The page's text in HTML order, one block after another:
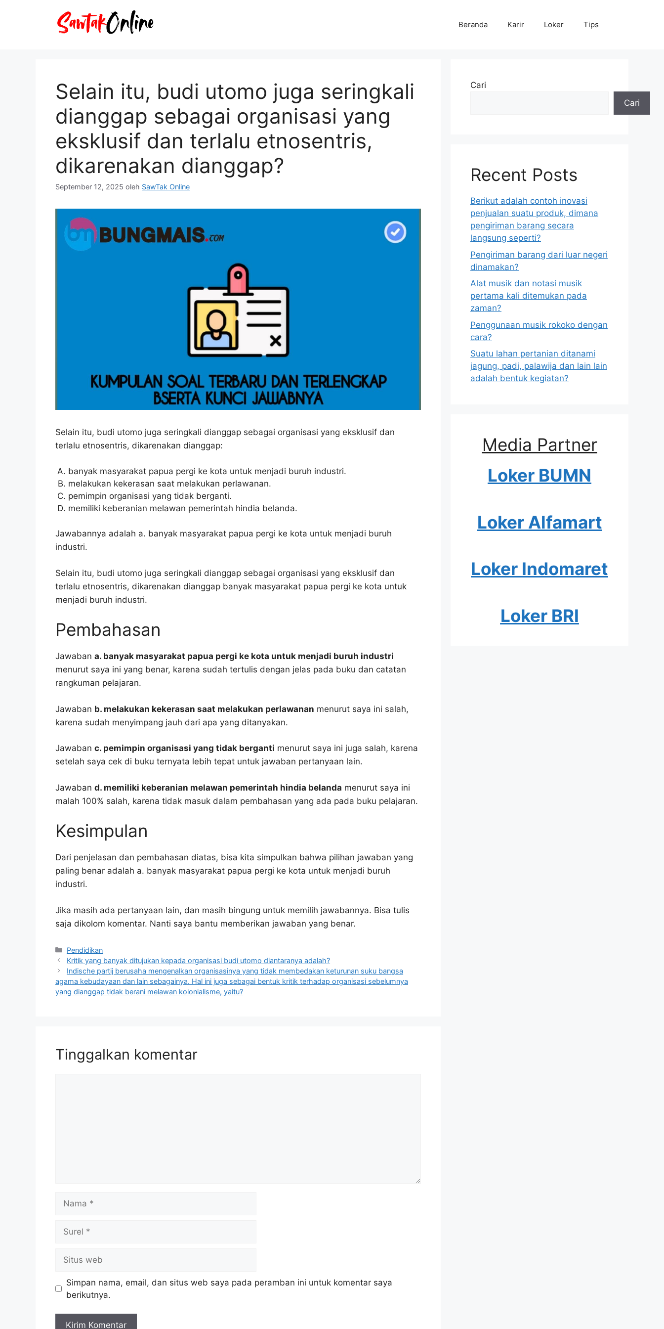
Beranda Karir Loker Tips
Selain itu, budi utomo juga seringkali
dianggap sebagai organisasi yang
eksklusif dan terlalu etnosentris,
dikarenakan dianggap?
September 12, 2025 oleh SawTak Online
Selain itu, budi utomo juga seringkali dianggap sebagai organisasi yang eksklusif dan
terlalu etnosentris, dikarenakan dianggap:
banyak masyarakat papua pergi ke kota untuk menjadi buruh industri.
melakukan kekerasan saat melakukan perlawanan.
pemimpin organisasi yang tidak berganti.
memiliki keberanian melawan pemerintah hindia belanda.
Jawabannya adalah a. banyak masyarakat papua pergi ke kota untuk menjadi buruh
industri.
Selain itu, budi utomo juga seringkali dianggap sebagai organisasi yang eksklusif dan
terlalu etnosentris, dikarenakan dianggap banyak masyarakat papua pergi ke kota untuk
menjadi buruh industri.
Pembahasan
Jawaban a. banyak masyarakat papua pergi ke kota untuk menjadi buruh industri
menurut saya ini yang benar, karena sudah tertulis dengan jelas pada buku dan catatan
rangkuman pelajaran.
Jawaban b. melakukan kekerasan saat melakukan perlawanan menurut saya ini salah,
karena sudah menyimpang jauh dari apa yang ditanyakan.
Jawaban c. pemimpin organisasi yang tidak berganti menurut saya ini juga salah, karena
setelah saya cek di buku ternyata lebih tepat untuk jawaban pertanyaan lain.
Jawaban d. memiliki keberanian melawan pemerintah hindia belanda menurut saya ini
malah 100% salah, karena tidak masuk dalam pembahasan yang ada pada buku pelajaran.
Kesimpulan
Dari penjelasan dan pembahasan diatas, bisa kita simpulkan bahwa pilihan jawaban yang
paling benar adalah a. banyak masyarakat papua pergi ke kota untuk menjadi buruh
industri.
Jika masih ada pertanyaan lain, dan masih bingung untuk memilih jawabannya. Bisa tulis
saja dikolom komentar. Nanti saya bantu memberikan jawaban yang benar.
Kategori
Pendidikan
Kritik yang banyak ditujukan kepada organisasi budi utomo diantaranya adalah?
Indische partij berusaha mengenalkan organisasinya yang tidak membedakan keturunan suku bangsa
agama kebudayaan dan lain sebagainya. Hal ini juga sebagai bentuk kritik terhadap organisasi sebelumnya
yang dianggap tidak berani melawan kolonialisme, yaitu?
Tinggalkan komentar
web
Simpan nama, email, dan situs web saya pada peramban ini untuk komentar saya
berikutnya.
Cari
Cari
Recent Posts
Berikut adalah contoh inovasi
penjualan suatu produk, dimana
pengiriman barang secara
langsung seperti?
Pengiriman barang dari luar negeri
dinamakan?
Alat musik dan notasi musik
pertama kali ditemukan pada
zaman?
Penggunaan musik rokoko dengan
cara?
Suatu lahan pertanian ditanami
jagung, padi, palawija dan lain lain
adalah bentuk kegiatan?
Media Partner
Loker BUMN
Loker Alfamart
Loker Indomaret
Loker BRI